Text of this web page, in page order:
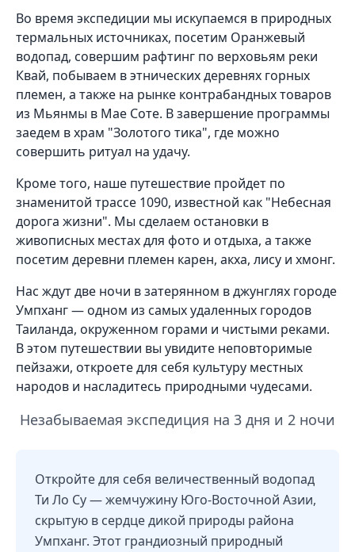
Во время экспедиции мы искупаемся в природных
термальных источниках, посетим Оранжевый
водопад, совершим рафтинг по верховьям реки
Квай, побываем в этнических деревнях горных
племен, а также на рынке контрабандных товаров
из Мьянмы в Мае Соте. В завершение программы
заедем в храм "Золотого тика", где можно
совершить ритуал на удачу.
Кроме того, наше путешествие пройдет по
знаменитой трассе 1090, известной как "Небесная
дорога жизни". Мы сделаем остановки в
живописных местах для фото и отдыха, а также
посетим деревни племен карен, акха, лису и хмонг.
Нас ждут две ночи в затерянном в джунглях городе
Умпханг — одном из самых удаленных городов
Таиланда, окруженном горами и чистыми реками.
В этом путешествии вы увидите неповторимые
пейзажи, откроете для себя культуру местных
народов и насладитесь природными чудесами.
Незабываемая экспедиция на 3 дня и 2 ночи
Откройте для себя величественный водопад
Ти Ло Су — жемчужину Юго-Восточной Азии,
скрытую в сердце дикой природы района
Умпханг. Этот грандиозный природный